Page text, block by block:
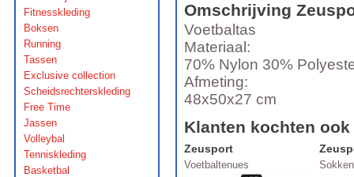
Fitnesskleding
Boksen
Running
Tassen
Exclusive collection
Scheidsrechterskleding
Free Time
Jassen
Volleybal
Tenniskleding
Basketbal
Omschrijving
Voetbaltas
Materiaal:
70% Nylon 30%
Afmeting:
48x50x27 cm
Klanten kochten ook
Zeusport
Voetbaltenues Sokken